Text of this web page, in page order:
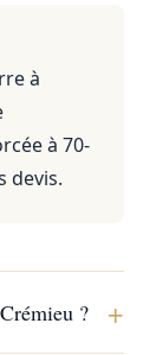
à
à 70-
devis.
? +